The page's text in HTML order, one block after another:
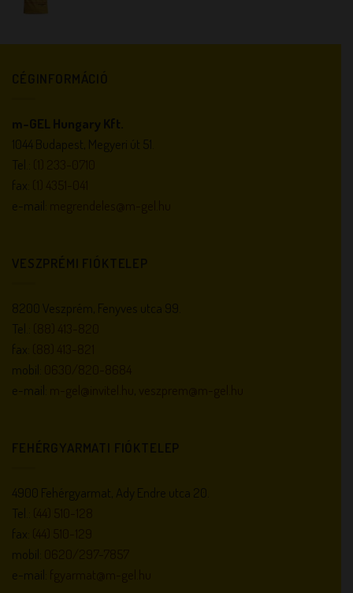
CÉGINFORMÁCIÓ
m-GEL Hungary Kft.
1044 Budapest, Megyeri út 51.
Tel.:
fax:
e-mail:
VESZPRÉMI FIÓKTELEP
8200 Veszprém, Fenyves utca 99.
Tel.:
fax:
mobil:
e-mail:
FEHÉRGYARMATI FIÓKTELEP
4900 Fehérgyarmat, Ady Endre utca 20.
Tel.:
fax:
mobil:
e-mail: